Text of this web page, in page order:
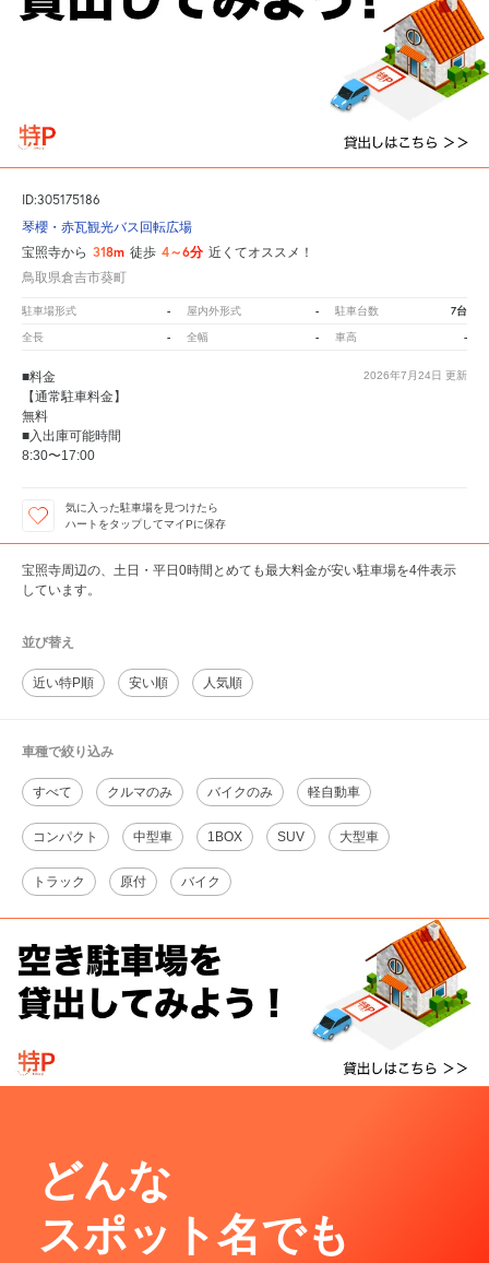
ID:305175186
琴櫻・赤瓦観光バス回転広場
宝照寺から 318m 徒歩 4～6分 近くてオススメ！
鳥取県倉吉市葵町
駐車場形式 - 屋内外形式 - 駐車台数 7台
全長 - 全幅 - 車高 -
2026年7月24日 更新
■料金
【通常駐車料金】
無料
■入出庫可能時間
8:30〜17:00
気に入った駐車場を見つけたら
ハートをタップしてマイPに保存
宝照寺周辺の、土日・平日0時間とめても最大料金が安い駐車場を4件表示
しています。
並び替え
近い特P順 安い順 人気順
車種で絞り込み
すべて クルマのみ バイクのみ 軽自動車
コンパクト 中型車 1BOX SUV 大型車
トラック 原付 バイク
どんな
スポット名でも